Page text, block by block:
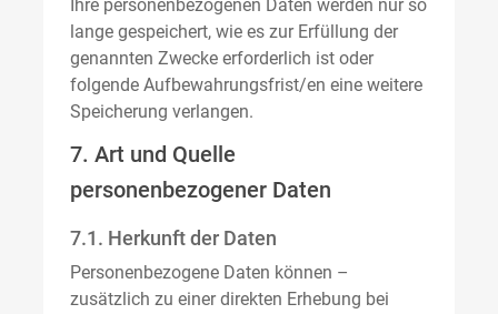
Ihre personenbezogenen Daten werden nur so
lange gespeichert, wie es zur Erfüllung der
genannten Zwecke erforderlich ist oder
folgende Aufbewahrungsfrist/en eine weitere
Speicherung verlangen.
7. Art und Quelle
personenbezogener Daten
7.1. Herkunft der Daten
Personenbezogene Daten können –
zusätzlich zu einer direkten Erhebung bei